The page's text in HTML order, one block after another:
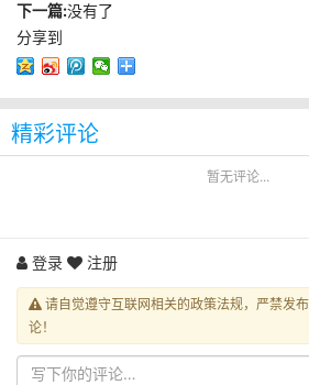
下一篇:没有了
分享到
精彩评论
暂无评论...
登录 注册
请自觉遵守互联网相关的政策法规，严禁发
论！